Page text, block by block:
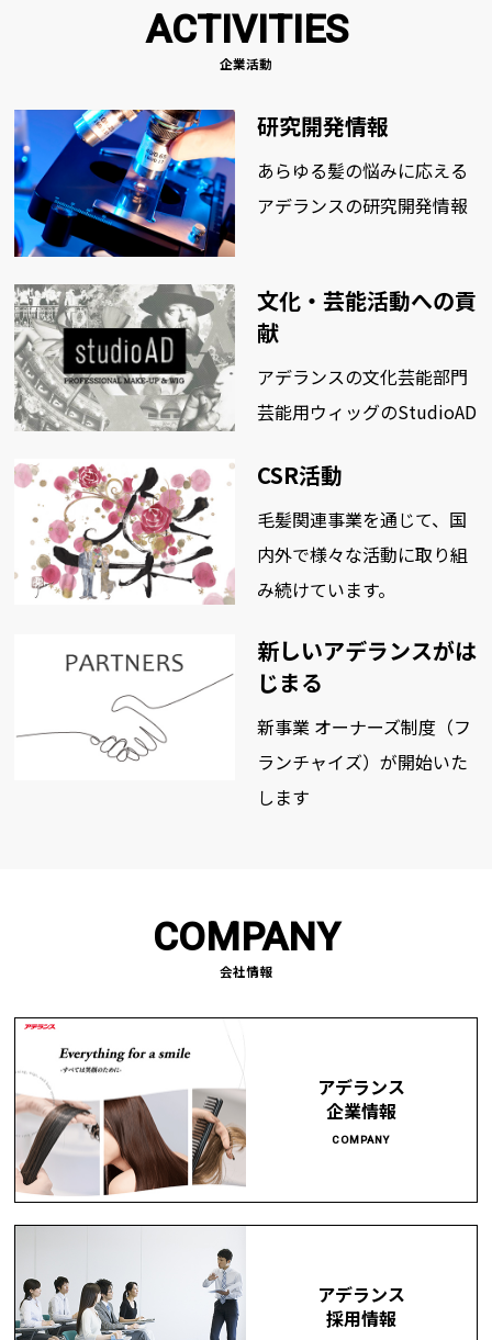
ACTIVITIES
企業活動
研究開発情報
あらゆる髪の悩みに応える
アデランスの研究開発情報
文化・芸能活動への貢
献
アデランスの文化芸能部門
芸能用ウィッグのStudioAD
CSR活動
毛髪関連事業を通じて、国
内外で様々な活動に取り組
み続けています。
新しいアデランスがは
じまる
新事業 オーナーズ制度（フ
ランチャイズ）が開始いた
します
COMPANY
会社情報
アデランス
企業情報
COMPANY
アデランス
採用情報